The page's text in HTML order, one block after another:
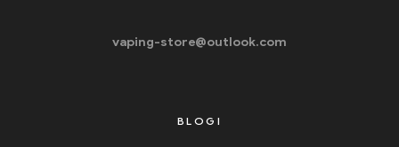
vaping-store@outlook.com
BLOGI